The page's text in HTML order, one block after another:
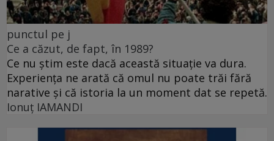
punctul pe j
Ce a căzut, de fapt, în 1989?
Ce nu știm este dacă această situație va dura.
Experiența ne arată că omul nu poate trăi fără
narative și că istoria la un moment dat se repetă.
Ionuţ IAMANDI